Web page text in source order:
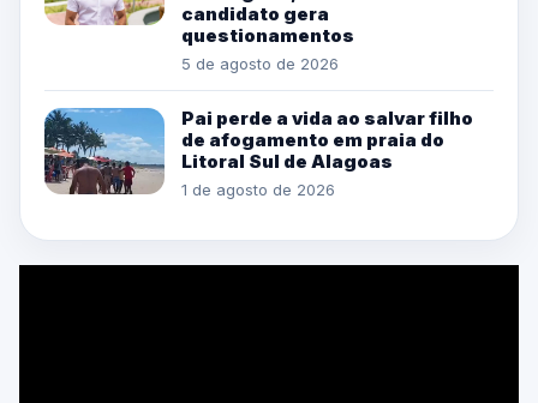
candidato gera
questionamentos
5 de agosto de 2026
Pai perde a vida ao salvar filho
de afogamento em praia do
Litoral Sul de Alagoas
1 de agosto de 2026